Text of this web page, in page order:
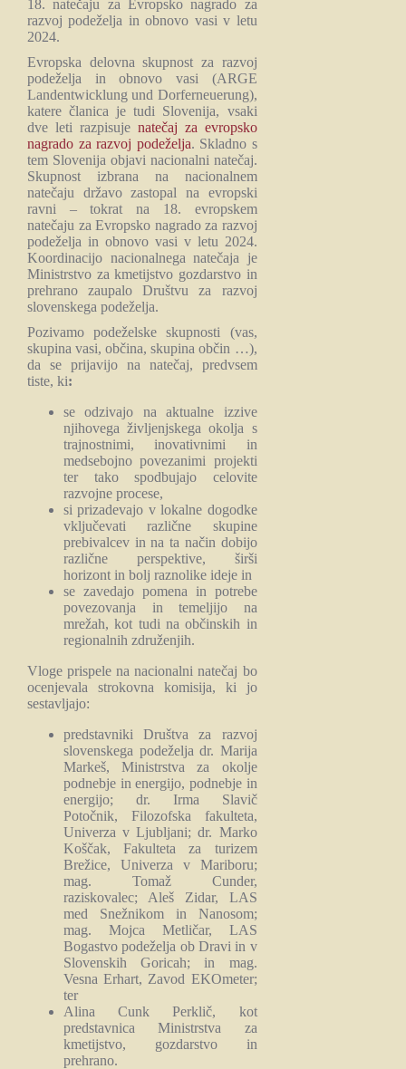
18. natečaju za Evropsko nagrado za
razvoj podeželja in obnovo vasi v letu
2024.
Evropska delovna skupnost za razvoj
podeželja in obnovo vasi (ARGE
Landentwicklung und Dorferneuerung),
katere članica je tudi Slovenija, vsaki
dve leti razpisuje natečaj za evropsko
nagrado za razvoj podeželja. Skladno s
tem Slovenija objavi nacionalni natečaj.
Skupnost izbrana na nacionalnem
natečaju državo zastopal na evropski
ravni – tokrat na 18. evropskem
natečaju za Evropsko nagrado za razvoj
podeželja in obnovo vasi v letu 2024.
Koordinacijo nacionalnega natečaja je
Ministrstvo za kmetijstvo gozdarstvo in
prehrano zaupalo Društvu za razvoj
slovenskega podeželja.
Pozivamo podeželske skupnosti (vas,
skupina vasi, občina, skupina občin …),
da se prijavijo na natečaj, predvsem
tiste, ki:
se odzivajo na aktualne izzive
njihovega življenjskega okolja s
trajnostnimi, inovativnimi in
medsebojno povezanimi projekti
ter tako spodbujajo celovite
razvojne procese,
si prizadevajo v lokalne dogodke
vključevati različne skupine
prebivalcev in na ta način dobijo
različne perspektive, širši
horizont in bolj raznolike ideje in
se zavedajo pomena in potrebe
povezovanja in temeljijo na
mrežah, kot tudi na občinskih in
regionalnih združenjih.
Vloge prispele na nacionalni natečaj bo
ocenjevala strokovna komisija, ki jo
sestavljajo:
predstavniki Društva za razvoj
slovenskega podeželja dr. Marija
Markeš, Ministrstva za okolje
podnebje in energijo, podnebje in
energijo; dr. Irma Slavič
Potočnik, Filozofska fakulteta,
Univerza v Ljubljani; dr. Marko
Koščak, Fakulteta za turizem
Brežice, Univerza v Mariboru;
mag. Tomaž Cunder,
raziskovalec; Aleš Zidar, LAS
med Snežnikom in Nanosom;
mag. Mojca Metličar, LAS
Bogastvo podeželja ob Dravi in v
Slovenskih Goricah; in mag.
Vesna Erhart, Zavod EKOmeter;
ter
Alina Cunk Perklič, kot
predstavnica Ministrstva za
kmetijstvo, gozdarstvo in
prehrano.